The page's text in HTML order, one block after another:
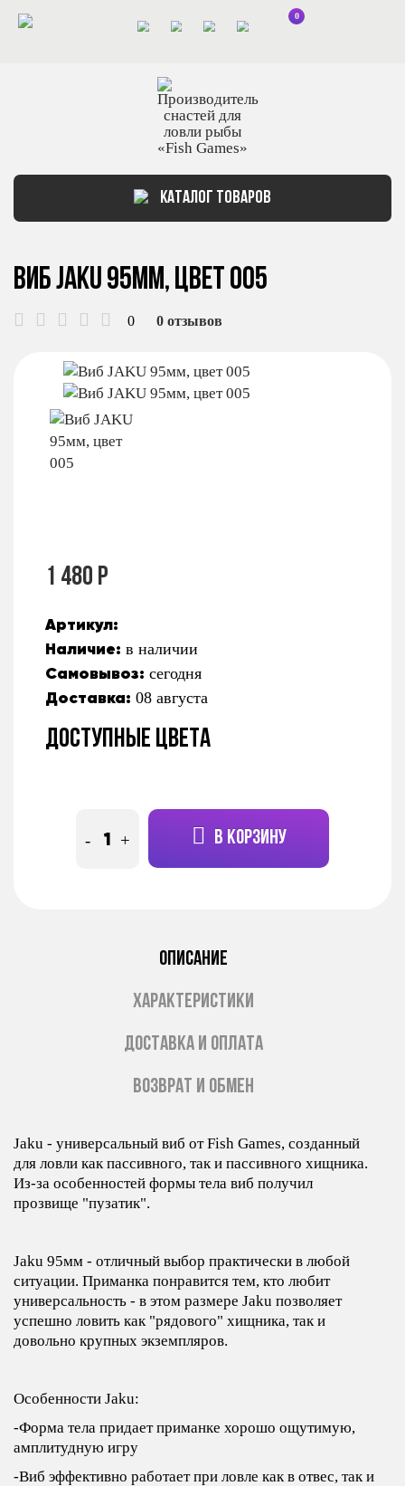
КАТАЛОГ ТОВАРОВ
Виб JAKU 95мм, цвет 005
0 0 отзывов
1 480 Р
Артикул:
Наличие: в наличии
Самовывоз: сегодня
Доставка: 08 августа
Доступные цвета
- + В КОРЗИНУ
ОПИСАНИЕ
ХАРАКТЕРИСТИКИ
ДОСТАВКА И ОПЛАТА
ВОЗВРАТ И ОБМЕН
Jaku - универсальный виб от Fish Games, созданный
для ловли как пассивного, так и пассивного хищника.
Из-за особенностей формы тела виб получил
прозвище "пузатик".
Jaku 95мм - отличный выбор практически в любой
ситуации. Приманка понравится тем, кто любит
универсальность - в этом размере Jaku позволяет
успешно ловить как "рядового" хищника, так и
довольно крупных экземпляров.
Особенности Jaku:
-Форма тела придает приманке хорошо ощутимую,
амплитудную игру
-Виб эффективно работает при ловле как в отвес, так и